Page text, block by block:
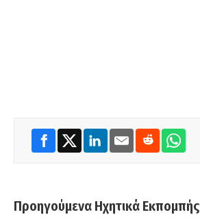
Προηγούμενα Ηχητικά Εκπομπής